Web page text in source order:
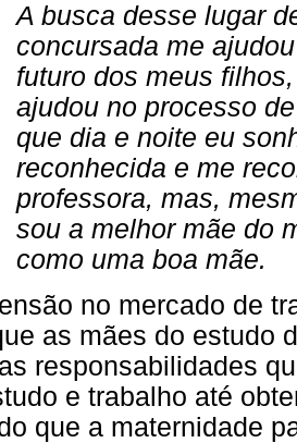
A busca desse lugar
concursada me
futuro dos meus
ajudou no processo
que dia e noite eu
reconhecida e me
professora, mas,
sou a melhor mãe do
como uma boa mãe.
no mercado de
as mães do estudo
responsabilidades
e trabalho até
que a maternidade